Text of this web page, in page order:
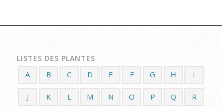
LISTES DES PLANTES
A B C D E F G H I
J K L M N O P Q R